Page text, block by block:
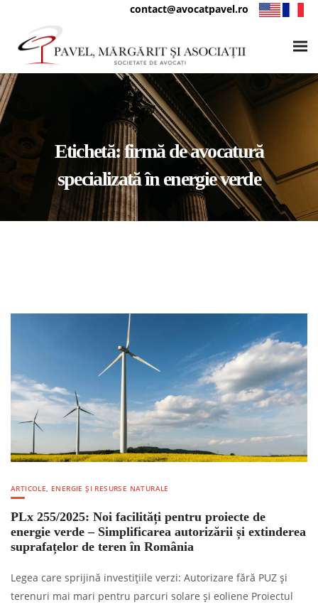
contact@avocatpavel.ro
Etichetă:firmă de avocatură
specializată în energie verde
ARTICOLE, ENERGIE ȘI RESURSE NATURALE
PLx 255/2025: Noi facilități pentru proiecte de
energie verde – Simplificarea autorizării și extinderea
suprafațelor de teren în România
Legea care sprijină investițiile verzi: Autorizare fără PUZ și
terenuri mai mari pentru parcuri solare și eoliene Proiectul